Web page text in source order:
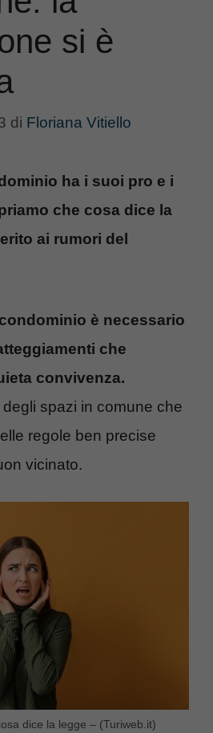
si è
di Floriana Vitiello
ha i suoi pro e i
che cosa dice la
ai rumori del
è necessario
che
convivenza.
spazi in comune che
regole ben precise
vicinato.
dice la legge – (Turiweb.it)